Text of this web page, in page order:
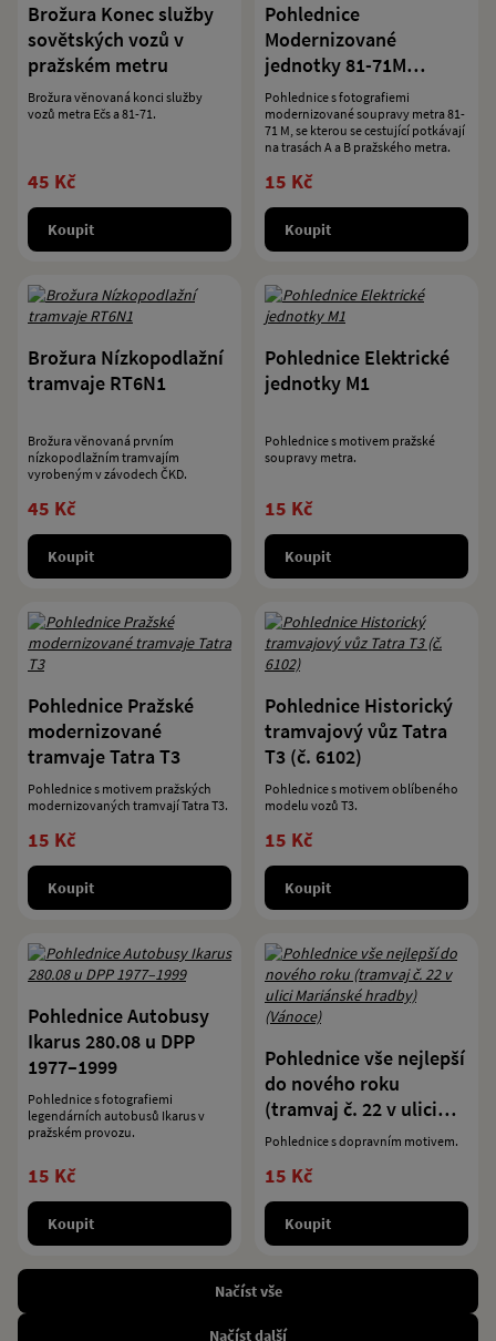
Brožura Konec služby
sovětských vozů v
pražském metru
Brožura věnovaná konci služby
vozů metra Ečs a 81-71.
45 Kč
Koupit
Pohlednice
Modernizované
jednotky 81-71M
pražského metra
Pohlednice s fotografiemi
modernizované soupravy metra 81-
71 M, se kterou se cestující potkávají
na trasách A a B pražského metra.
15 Kč
Koupit
Brožura Nízkopodlažní
tramvaje RT6N1
Brožura věnovaná prvním
nízkopodlažním tramvajím
vyrobeným v závodech ČKD.
45 Kč
Koupit
Pohlednice Elektrické
jednotky M1
Pohlednice s motivem pražské
soupravy metra.
15 Kč
Koupit
Pohlednice Pražské
modernizované
tramvaje Tatra T3
Pohlednice s motivem pražských
modernizovaných tramvají Tatra T3.
15 Kč
Koupit
Pohlednice Historický
tramvajový vůz Tatra
T3 (č. 6102)
Pohlednice s motivem oblíbeného
modelu vozů T3.
15 Kč
Koupit
Pohlednice Autobusy
Ikarus 280.08 u DPP
1977–1999
Pohlednice s fotografiemi
legendárních autobusů Ikarus v
pražském provozu.
15 Kč
Koupit
Pohlednice vše nejlepší
do nového roku
(tramvaj č. 22 v ulici
Mariánské hradby)
Pohlednice s dopravním motivem.
15 Kč
Koupit
Načíst vše
Načíst další